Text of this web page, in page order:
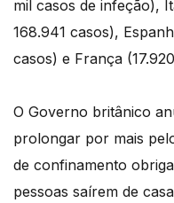
mil casos de infeção),
168.941 casos),
casos) e França
O Governo britânico
prolongar por mais
de confinamento
pessoas saírem de